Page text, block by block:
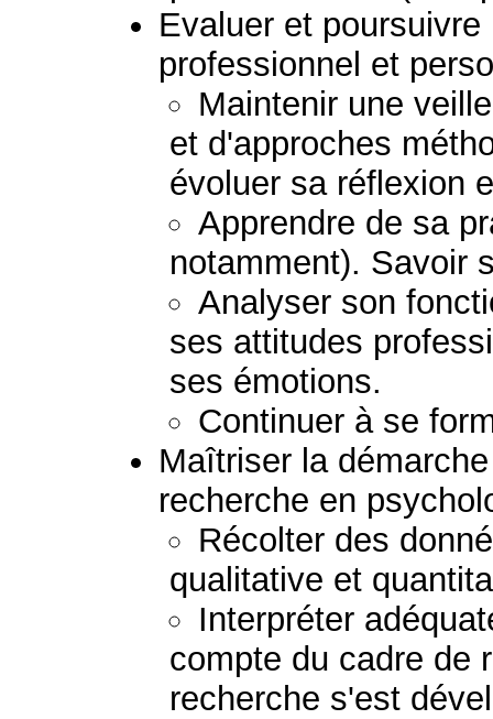
Evaluer et
professionnel et
Maintenir une
et d'approches
évoluer sa réflexion
Apprendre de sa
notamment). Savoir
Analyser son
ses attitudes
ses émotions.
Continuer à se
Maîtriser la
recherche en
Récolter des
qualitative et
Interpréter
compte du cadre de
recherche s'est